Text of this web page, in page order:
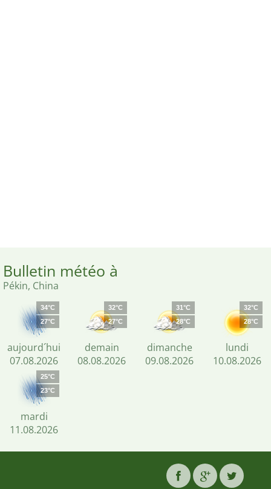
Bulletin météo à
Pékin, China
34°C
27°C
aujourd´hui
07.08.2026
32°C
27°C
demain
08.08.2026
31°C
28°C
dimanche
09.08.2026
32°C
28°C
lundi
10.08.2026
25°C
23°C
mardi
11.08.2026